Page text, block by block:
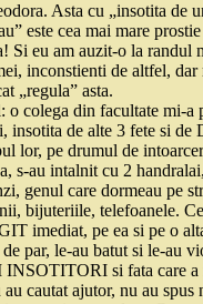
Asta cu „insotita de
este cea mai mare
Si eu am auzit-o la randul
inconstienti de altfel, dar
„regula” asta.
o colega din facultate mi-a
insotita de alte 3 fete si
lor, pe drumul de
s-au intalnit cu 2
genul care dormeau pe
bijuteriile, telefoanele.
imediat, pe ea si pe o
de par, le-au batut si le-au
si fata care a
cautat ajutor, nu au spus